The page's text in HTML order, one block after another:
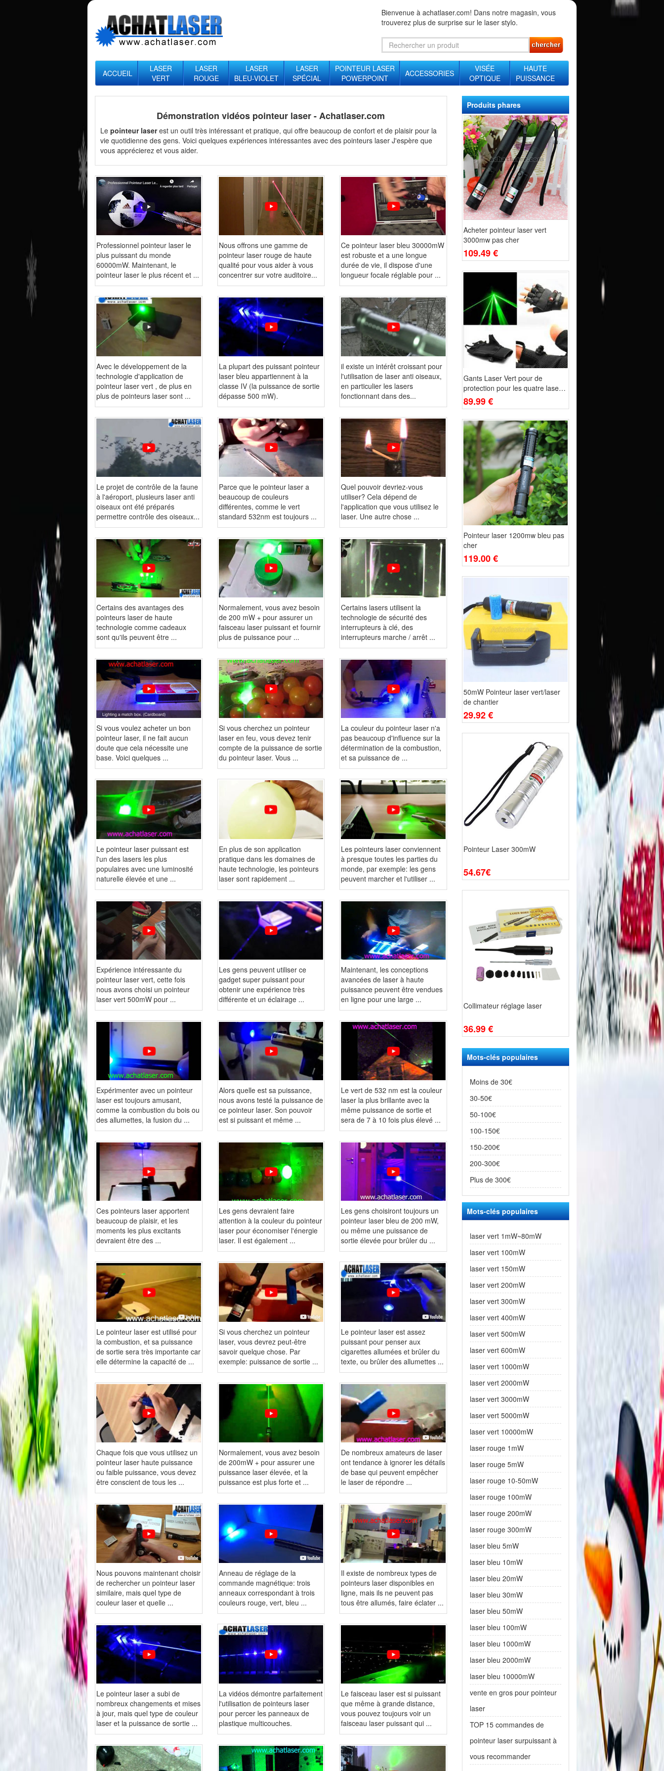
Bienvenue à achatlaser.com! Dans notre magasin, vous
trouverez plus de surprise sur le laser stylo.
ACCUEIL
LASER
VERT
LASER
ROUGE
LASER
BLEU-VIOLET
LASER
SPÉCIAL
POINTEUR LASER
POWERPOINT
ACCESSORIES
VISÉE
OPTIQUE
HAUTE
PUISSANCE
Démonstration vidéos pointeur laser - Achatlaser.com
Le pointeur laserest un outil très intéressant et pratique, qui offre beaucoup de confort et de plaisir pour la
vie quotidienne des gens. Voici quelques expériences intéressantes avec des pointeurs laser J'espère que
vous apprécierez et vous aider.
Professionnel pointeur laser le
plus puissant du monde
60000mW. Maintenant, le
pointeur laser le plus récent et ...
Nous offrons une gamme de
pointeur laser rouge de haute
qualité pour vous aider à vous
concentrer sur votre auditoire...
Ce pointeur laser bleu 30000mW
est robuste et a une longue
durée de vie, il dispose d'une
longueur focale réglable pour ...
Avec le développement de la
technologie d'application de
pointeur laser vert , de plus en
plus de pointeurs laser sont ...
La plupart des puissant pointeur
laser bleu appartiennent à la
classe IV (la puissance de sortie
dépasse 500 mW).
il existe un intérêt croissant pour
l'utilisation de laser anti oiseaux,
en particulier les lasers
fonctionnant dans des...
Le projet de contrôle de la faune
à l'aéroport, plusieurs laser anti
oiseaux ont été préparés
permettre contrôle des oiseaux...
Parce que le pointeur laser a
beaucoup de couleurs
différentes, comme le vert
standard 532nm est toujours ...
Quel pouvoir devriez-vous
utiliser? Cela dépend de
l'application que vous utilisez le
laser. Une autre chose ...
Certains des avantages des
pointeurs laser de haute
technologie comme cadeaux
sont qu'ils peuvent être ...
Normalement, vous avez besoin
de 200 mW + pour assurer un
faisceau laser puissant et fournir
plus de puissance pour ...
Certains lasers utilisent la
technologie de sécurité des
interrupteurs à clé, des
interrupteurs marche / arrêt ...
Si vous voulez acheter un bon
pointeur laser, il ne fait aucun
doute que cela nécessite une
base. Voici quelques ...
Si vous cherchez un pointeur
laser en feu, vous devez tenir
compte de la puissance de sortie
du pointeur laser. Vous ...
La couleur du pointeur laser n'a
pas beaucoup d'influence sur la
détermination de la combustion,
et sa puissance de ...
Le pointeur laser puissant est
l'un des lasers les plus
populaires avec une luminosité
naturelle élevée et une ...
En plus de son application
pratique dans les domaines de
haute technologie, les pointeurs
laser sont rapidement ...
Les pointeurs laser conviennent
à presque toutes les parties du
monde, par exemple: les gens
peuvent marcher et l'utiliser ...
Expérience intéressante du
pointeur laser vert, cette fois
nous avons choisi un pointeur
laser vert 500mW pour ...
Les gens peuvent utiliser ce
gadget super puissant pour
obtenir une expérience très
différente et un éclairage ...
Maintenant, les conceptions
avancées de laser à haute
puissance peuvent être vendues
en ligne pour une large ...
Expérimenter avec un pointeur
laser est toujours amusant,
comme la combustion du bois ou
des allumettes, la fusion du ...
Alors quelle est sa puissance,
nous avons testé la puissance de
ce pointeur laser. Son pouvoir
est si puissant et même ...
Le vert de 532 nm est la couleur
laser la plus brillante avec la
même puissance de sortie et
sera de 7 à 10 fois plus élevé ...
Ces pointeurs laser apportent
beaucoup de plaisir, et les
moments les plus excitants
devraient être des ...
Les gens devraient faire
attention à la couleur du pointeur
laser pour économiser l'énergie
laser. Il est également ...
Les gens choisiront toujours un
pointeur laser bleu de 200 mW,
ou même une puissance de
sortie élevée pour brûler du ...
Le pointeur laser est utilisé pour
la combustion, et sa puissance
de sortie sera très importante car
elle détermine la capacité de ...
Si vous cherchez un pointeur
laser, vous devrez peut-être
savoir quelque chose. Par
exemple: puissance de sortie ...
Le pointeur laser est assez
puissant pour penser aux
cigarettes allumées et brûler du
texte, ou brûler des allumettes ...
Chaque fois que vous utilisez un
pointeur laser haute puissance
ou faible puissance, vous devez
être conscient de tous les ...
Normalement, vous avez besoin
de 200mW + pour assurer une
puissance laser élevée, et la
puissance est plus forte et ...
De nombreux amateurs de laser
ont tendance à ignorer les détails
de base qui peuvent empêcher
le laser de répondre ...
Nous pouvons maintenant choisir
de rechercher un pointeur laser
similaire, mais quel type de
couleur laser et quelle ...
Anneau de réglage de la
commande magnétique: trois
anneaux correspondant à trois
couleurs rouge, vert, bleu ...
Il existe de nombreux types de
pointeurs laser disponibles en
ligne, mais ils ne peuvent pas
tous être allumés, faire éclater ...
Le pointeur laser a subi de
nombreux changements et mises
à jour, mais quel type de couleur
laser et la puissance de sortie ...
La vidéos démontre parfaitement
l'utilisation de pointeurs laser
pour percer les panneaux de
plastique multicouches.
Le faisceau laser est si puissant
que même à grande distance,
vous pouvez toujours voir un
faisceau laser puissant qui ...
Produits phares
Acheter pointeur laser vert
3000mw pas cher
109.49 €
Gants Laser Vert pour de
protection pour les quatre lasers
de doigt
89.99 €
Pointeur laser 1200mw bleu pas
cher
119.00 €
50mW Pointeur laser vert/laser
de chantier
29.92 €
Pointeur Laser 300mW
54.67€
Collimateur réglage laser
36.99 €
Mots-clés populaires
Moins de 30€
30-50€
50-100€
100-150€
150-200€
200-300€
Plus de 300€
Mots-clés populaires
laser vert 1mW~80mW
laser vert 100mW
laser vert 150mW
laser vert 200mW
laser vert 300mW
laser vert 400mW
laser vert 500mW
laser vert 600mW
laser vert 1000mW
laser vert 2000mW
laser vert 3000mW
laser vert 5000mW
laser vert 10000mW
laser rouge 1mW
laser rouge 5mW
laser rouge 10-50mW
laser rouge 100mW
laser rouge 200mW
laser rouge 300mW
laser bleu 5mW
laser bleu 10mW
laser bleu 20mW
laser bleu 30mW
laser bleu 50mW
laser bleu 100mW
laser bleu 1000mW
laser bleu 2000mW
laser bleu 10000mW
vente en gros pour pointeur
laser
TOP 15 commandes de
pointeur laser surpuissant à
vous recommander